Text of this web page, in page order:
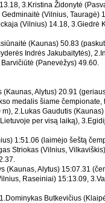
3.Kristina Židonytė
Gedminaitė (Vilnius, Tauragė)
(Vilnius) 14.18, 3.Giedrė
(Kaunas) 50.83
Indrės Jakubaitytės),
(Panevėžys) 49.60.
(Kaunas, Alytus) 20.91
medalis šiame
2.Lukas Gaudutis
per visą laiką),
1:51.06 (laimėjo šeštą
Striokas (Vilnius,
(Kaunas, Alytus) 15:07.31
Raseiniai) 15:13.09,
1.Dominykas Butkevičius